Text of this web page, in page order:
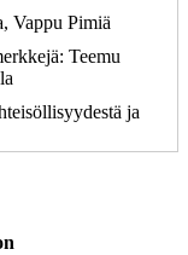
Vappu Pimiä
Teemu
ja